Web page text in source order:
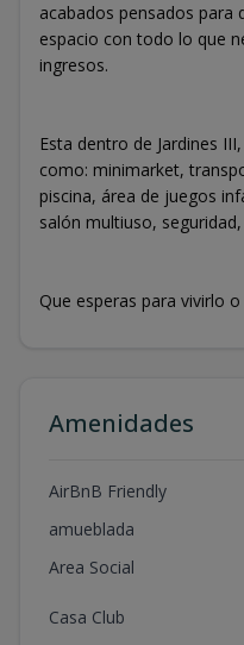
acabados pensados para
espacio con todo lo que
ingresos.
Esta dentro de Jardines
como: minimarket,
piscina, área de juegos
salón multiuso,
Que esperas para vivirlo
Amenidades
AirBnB Friendly
amueblada
Area Social
Casa Club